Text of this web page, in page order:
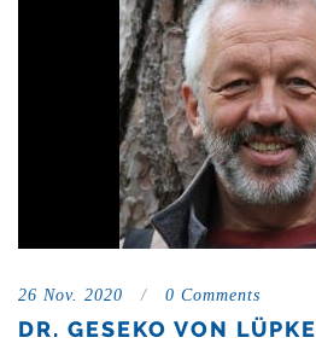
26 Nov. 2020 / 0 Comments
DR. GESEKO VON LÜPKE